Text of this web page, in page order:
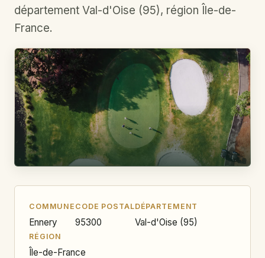
département Val-d'Oise (95), région Île-de-
France.
COMMUNE
Ennery
CODE POSTAL
95300
DÉPARTEMENT
Val-d'Oise (95)
RÉGION
Île-de-France